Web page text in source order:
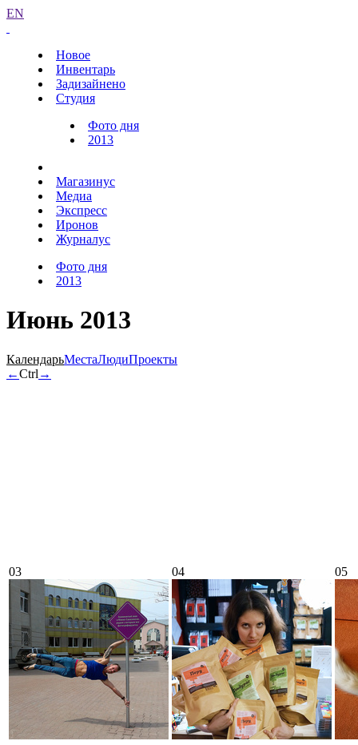
EN
Новое
Инвентарь
Задизайнено
Студия
Фото дня
2013
Магазинус
Медиа
Экспресс
Иронов
Журналус
Фото дня
2013
Июнь 2013
КалендарьМестаЛюдиПроекты
←Ctrl →
03 04 05